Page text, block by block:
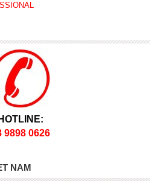
HOTLINE:
9898 0626
NAM